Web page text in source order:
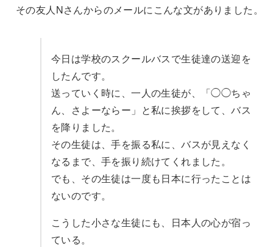
その友人Nさんからのメールにこんな文がありました。
今日は学校のスクールバスで生徒達の送迎を
したんです。
送っていく時に、一人の生徒が、「◯◯ちゃ
ん、さよーならー」と私に挨拶をして、バス
を降りました。
その生徒は、手を振る私に、バスが見えなく
なるまで、手を振り続けてくれました。
でも、その生徒は一度も日本に行ったことは
ないのです。
こうした小さな生徒にも、日本人の心が宿っ
ている。